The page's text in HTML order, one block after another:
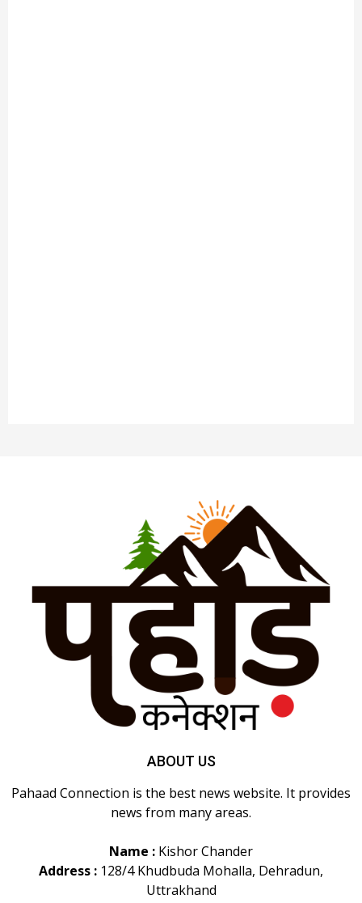
ABOUT US
Pahaad Connection is the best news website. It provides
news from many areas.
Name : Kishor Chander
Address : 128/4 Khudbuda Mohalla, Dehradun,
Uttrakhand